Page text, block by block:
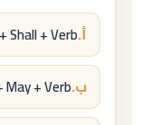
أ.Shall + Verb
ب.+ Verb